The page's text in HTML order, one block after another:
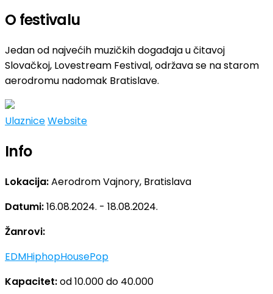
O festivalu
Jedan od najvećih muzičkih događaja u čitavoj
Slovačkoj, Lovestream Festival, održava se na starom
aerodromu nadomak Bratislave.
UlazniceWebsite
Info
Lokacija:Aerodrom Vajnory, Bratislava
Datumi:16.08.2024. - 18.08.2024.
Žanrovi:
EDMHiphopHousePop
Kapacitet:od 10.000 do 40.000